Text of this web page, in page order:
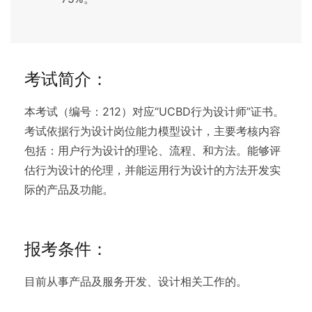
考试简介：
本考试（编号：212）对应“UCBD行为设计师”证书。
考试依据行为设计岗位能力模型设计，主要考核内容
包括：用户行为设计的理论、流程、和方法。能够评
估行为设计的伦理，并能运用行为设计的方法开发实
际的产品及功能。
报考条件：
目前从事产品及服务开发、设计相关工作的。